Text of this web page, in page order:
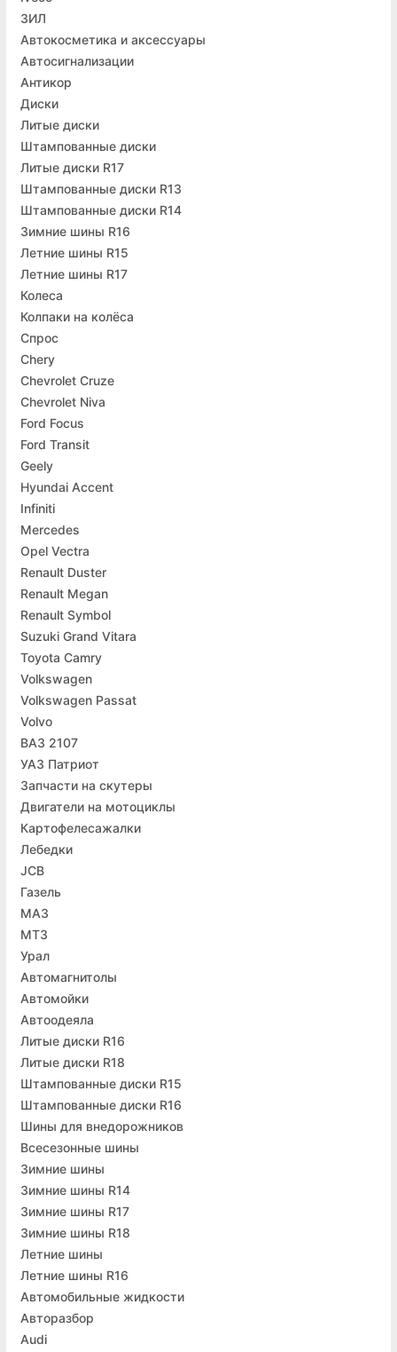
ЗИЛ
Автокосметика и аксессуары
Автосигнализации
Антикор
Диски
Литые диски
Штампованные диски
Литые диски R17
Штампованные диски R13
Штампованные диски R14
Зимние шины R16
Летние шины R15
Летние шины R17
Колеса
Колпаки на колёса
Спрос
Chery
Chevrolet Cruze
Chevrolet Niva
Ford Focus
Ford Transit
Geely
Hyundai Accent
Infiniti
Mercedes
Opel Vectra
Renault Duster
Renault Megan
Renault Symbol
Suzuki Grand Vitara
Toyota Camry
Volkswagen
Volkswagen Passat
Volvo
ВАЗ 2107
УАЗ Патриот
Запчасти на скутеры
Двигатели на мотоциклы
Картофелесажалки
Лебедки
JCB
Газель
МАЗ
МТЗ
Урал
Автомагнитолы
Автомойки
Автоодеяла
Литые диски R16
Литые диски R18
Штампованные диски R15
Штампованные диски R16
Шины для внедорожников
Всесезонные шины
Зимние шины
Зимние шины R14
Зимние шины R17
Зимние шины R18
Летние шины
Летние шины R16
Автомобильные жидкости
Авторазбор
Audi